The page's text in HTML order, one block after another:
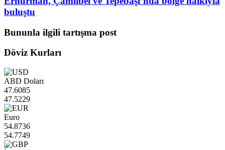
buluştu
Bununla ilgili tartışma post
Döviz Kurları
ABD Doları
47.6085
47.5229
Euro
54.8736
54.7749